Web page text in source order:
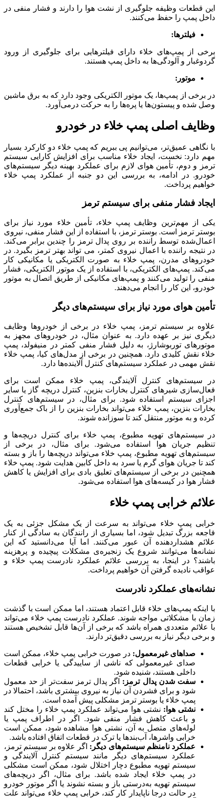
این قطعات وظیفه جلوگیری از نشت هوا را دارند و فشار منفی در
داخل پمپ را حفظ می‌کنند.
فیلترها:
برخی از پمپ‌های خلاء دارای فیلترهایی برای جلوگیری از ورود
گردوغبار و آلودگی‌ها به داخل پمپ هستند.
موتور:
در برخی از پمپ‌ها، یک موتور الکتریکی وجود دارد که به برق ماشین
وصل شده و پیستون‌ها یا پره‌ها را به حرکت درمی‌آورد.
وظایف اصلی پمپ خلاء در خودرو
با نگاهی عمیق‌تر، می‌توانیم پی ببریم که پمپ خلاء دو کارکرد بسیار
مهم دارد: نخست، ایجاد خلاء مناسب برای افزایش کارایی سیستم
ترمز و دوم، تأمین هوای لازم برای عملکرد بهینه دیگر سیستم‌های
خودرو. در ادامه، به بررسی این دو جنبه از عملکرد پمپ خلاء
خواهیم پرداخت.
ایجاد فشار منفی برای سیستم ترمز
یکی از مهم‌ترین وظایف پمپ خلاء، تأمین خلاء مورد نیاز برای
بوستر ترمز است. بوستر ترمز، با استفاده از این فشار منفی، نیروی
اعمال‌شده توسط راننده بر روی پدال ترمز را چندین برابر می‌کند.
در نتیجه راننده با اعمال نیروی کمتر، می تواند بهتر ترمز بگیرد. در
خودروهای مدرن، پمپ خلاء به صورت الکتریکی یا مکانیکی کار
می‌کند. پمپ‌های الکتریکی، با استفاده از یک موتور الکتریکی، فشار
منفی را تولید می‌کنند و پمپ‌های مکانیکی از طریق اتصال به موتور
خودرو، این کار را انجام می‌دهند.
تأمین هوای مورد نیاز برای سیستم‌های دیگر
علاوه بر سیستم ترمز، پمپ خلاء در برخی از خودروها وظایف
دیگری نیز بر عهده دارد. به عنوان مثال، در خودروهای مجهز به
موتورهای توربوشارژ، به دلیل فشار منفی کمتر در منیفولد، پمپ
خلاء نقش کلیدی دارد. همچنین در برخی از مدل‌های کیا، پمپ خلاء
نقش مهمی در عملکرد سیستم‌های کنترل آلاینده‌ها دارد.
در سیستم‌های کنترل آلایندگی، پمپ خلاء ممکن است برای
فعال‌سازی شیرهای کنترل بخارات بنزین، کنترل دریچه گاز یا سایر
اجزای سیستم استفاده شود. برای مثال، در سیستم‌های کنترل
بخارات بنزین، پمپ خلاء می‌تواند بخارات بنزین را از باک جمع‌آوری
کرده و به موتور منتقل کند تا سوزانده شوند.
در سیستم‌های تهویه مطبوع، پمپ خلاء برای کنترل دریچه‌ها و
تنظیم جریان هوا استفاده می‌شود. برای مثال، در برخی از
سیستم‌های تهویه مطبوع، پمپ خلاء می‌تواند دریچه‌ها را باز و بسته
کند تا جریان هوای گرم یا سرد به داخل کابین هدایت شود. پمپ خلاء
همچنین در برخی از سیستم‌های تعلیق بادی برای افزایش یا کاهش
فشار هوا در کیسه‌های هوا استفاده می‌شود.
علائم خرابی پمپ خلاء
خرابی پمپ خلاء می‌تواند به سرعت از یک مشکل جزئی به یک
فاجعه بزرگ تبدیل شود، اما بسیاری از رانندگان به سادگی از کنار
علائم هشداردهنده آن عبور می‌کنند. اما آیا می‌دانستید که این
نشانه‌ها می‌توانند شروع یک زنجیره‌ی مشکلات پیچیده و پرهزینه
باشند؟ در اینجا، به بررسی علائم عملکرد نادرست پمپ خلاء و
عواقب نادیده گرفتن آن خواهیم پرداخت.
نشانه‌های عملکرد نادرست
با اینکه پمپ‌های خلاء قابل اعتماد هستند، اما ممکن است با گذشت
زمان با مشکلاتی مواجه شوند. عملکرد نادرست پمپ خلاء می‌تواند
با علائم متعددی همراه باشد که برخی از آن‌ها قابل تشخیص هستند
و برخی دیگر نیاز به بررسی دقیق‌تر دارند.
صداهای غیرمعمول:در صورت خرابی پمپ خلاء، ممکن است
صدای غیرمعمولی که ناشی از ساییدگی یا خرابی قطعات
داخلی هستند، شنیده شود.
سفت شدن پدال ترمز: اگر پدال ترمز سفت‌تر از حد معمول
شود و برای فشردن آن نیاز به نیروی بیشتری باشد، احتمالا در
پمپ خلاء یا بوستر ترمز مشکلی پیش آمده است.
نشتی هوا: نشتی هوا می‌تواند عملکرد پمپ خلاء را مختل کند
و باعث کاهش فشار منفی شود. اگر در اطراف پمپ یا
لوله‌های متصل به آن، نشتی هوا مشاهده شود، ممکن است
خرابی واشرها، آب‌بندها یا ترک در قطعات اتفاق افتاده باشد.
عملکرد نامنظم سیستم‌های دیگر: اگر علاوه بر سیستم ترمز،
عملکرد سیستم‌های دیگر مانند سیستم کنترل آلایندگی و
سیستم تهویه مطبوع دچار اختلال شود، ممکن است مشکلی
در پمپ خلاء ایجاد شده باشد. برای مثال، اگر دریچه‌های
سیستم تهویه به‌درستی باز و بسته نشوند یا اگر موتور خودرو
در حالت درجا ناپایدار کار کند، خرابی پمپ خلاء می‌تواند علت